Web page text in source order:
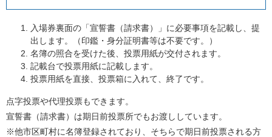
入場券裏面の「宣誓書（請求書）」に必要事項を記載し、提
出します。（印鑑・身分証明書等は不要です。）
名簿の照合を受けた後、投票用紙が交付されます。
記載台で投票用紙に記載します。
投票用紙を直接、投票箱に入れて、終了です。
点字投票や代理投票もできます。
宣誓書（請求書）は期日前投票所でもお渡ししています。
※他市区町村に名簿登録されており、そちらで期日前投票される方